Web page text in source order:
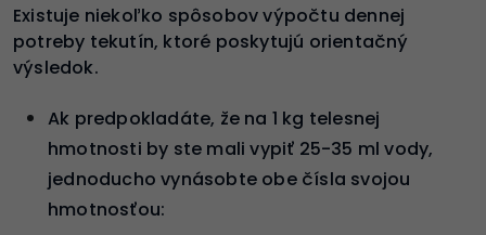
Existuje niekoľko spôsobov výpočtu dennej
potreby tekutín, ktoré poskytujú orientačný
výsledok.
Ak predpokladáte, že na 1 kg telesnej
hmotnosti by ste mali vypiť 25-35 ml vody,
jednoducho vynásobte obe čísla svojou
hmotnosťou: